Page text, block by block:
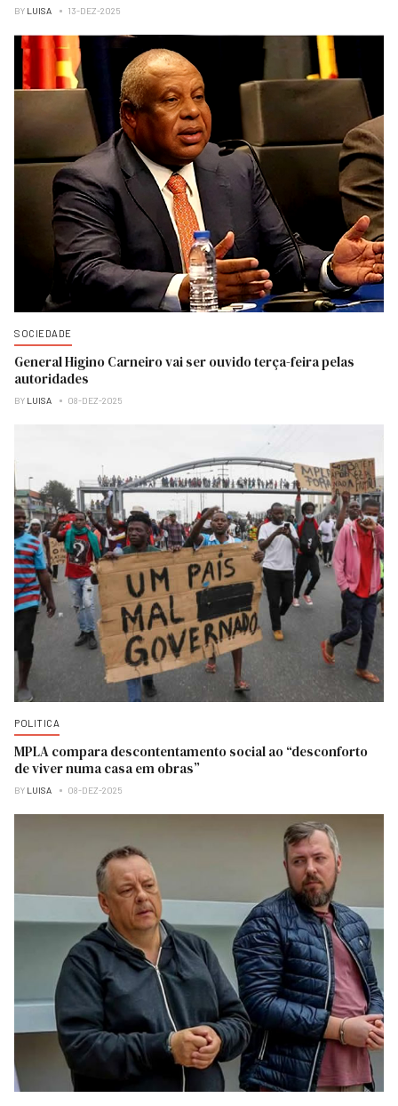
BY LUISA 13-DEZ-2025
SOCIEDADE
General Higino Carneiro vai ser ouvido terça-feira pelas
autoridades
BY LUISA 08-DEZ-2025
POLITICA
MPLA compara descontentamento social ao “desconforto
de viver numa casa em obras”
BY LUISA 08-DEZ-2025